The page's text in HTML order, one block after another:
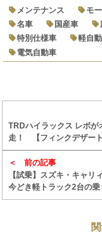
メンテナンス
モ
名車
国産車
特別仕様車
軽自
電気自動車
前の記事
【試乗】スズキ・キャ
今どき軽トラック2台の乗
TRDハイラックス レボが
走！ 【フィンクデザート